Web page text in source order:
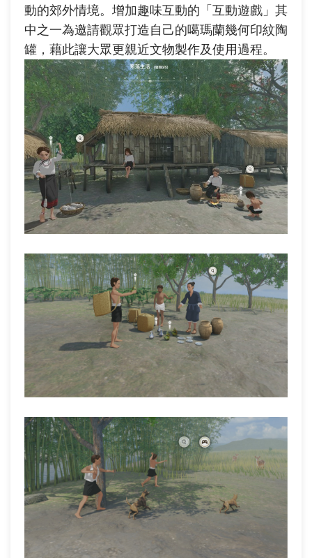
動的郊外情境。增加趣味互動的「互動遊戲」其
中之一為邀請觀眾打造自己的噶瑪蘭幾何印紋陶
罐，藉此讓大眾更親近文物製作及使用過程。